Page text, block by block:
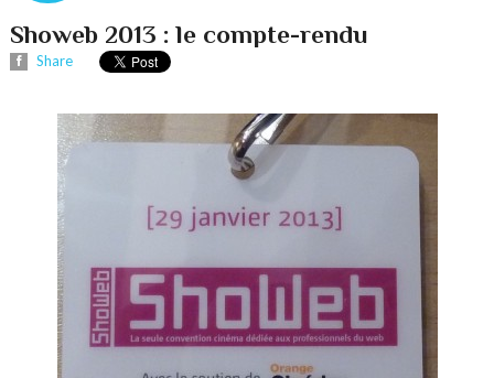
Showeb 2013 : le compte-rendu
Share